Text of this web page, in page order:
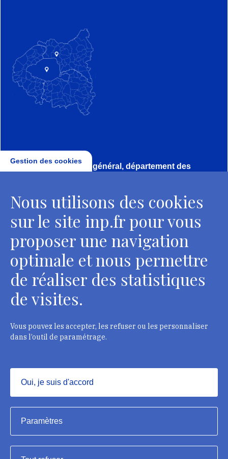
Direction, secrétariat général, département des
2 rue Vivienne - 75002 Paris
Tél. : + 33 1 44 41 16 41
Contacts
Département des restaurateurs
124 rue Henri Barbusse - 93300 Aubervilliers
Contacts
Institut national du patrimoine, 2023
Mentions légales
Gestion des cookies
Nous utilisons des cookies
sur le site inp.fr pour vous
proposer une navigation
optimale et nous permettre
de réaliser des statistiques
de visites.
Vous pouvez les accepter, les refuser ou les personnaliser
dans l’outil de paramétrage.
Oui, je suis d'accord
Masquer
Paramètres